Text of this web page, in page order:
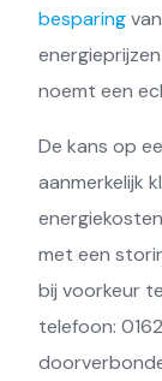
besparingvan
noemt een
De kans op
aanmerkelijk
met een
bij voorkeur
telefoon: 0162